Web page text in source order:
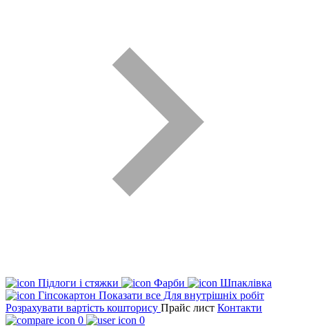
Підлоги і стяжки Фарби
Шпаклівка
Гіпсокартон Показати все Для внутрішніх робіт
Розрахувати вартість кошторису Прайс лист Контакти
0
0